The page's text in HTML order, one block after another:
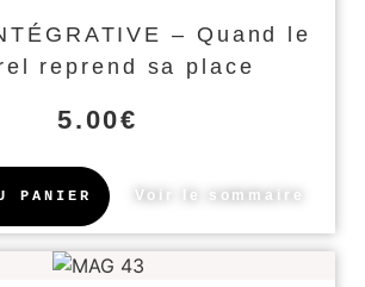
– Quand le
reprend sa place
5.00€
PANIER Voir le sommaire